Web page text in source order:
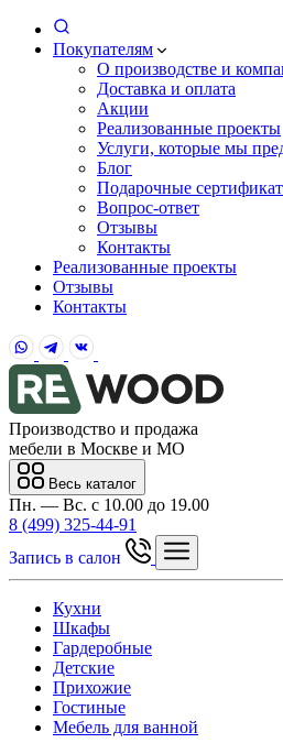
Покупателям
О производстве и
Доставка и оплата
Акции
Реализованные проекты
Услуги, которые мы
Блог
Подарочные
Вопрос-ответ
Отзывы
Контакты
Реализованные проекты
Отзывы
Контакты
Производство и продажа
мебели в Москве и МО
Весь каталог
Пн. — Вс. с 10.00 до 19.00
8 (499) 325-44-91
Запись в салон
Кухни
Шкафы
Гардеробные
Детские
Прихожие
Гостиные
Мебель для ванной